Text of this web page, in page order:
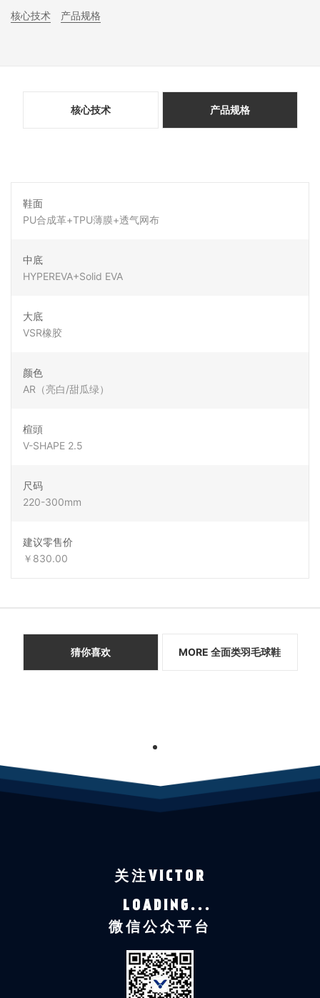
核心技术 产品规格
核心技术 产品规格
鞋面
PU合成革+TPU薄膜+透气网布
中底
HYPEREVA+Solid EVA
大底
VSR橡胶
颜色
AR（亮白/甜瓜绿）
楦頭
V-SHAPE 2.5
尺码
220-300mm
建议零售价
￥830.00
猜你喜欢 MORE 全面类羽毛球鞋
1
关注VICTOR
LOADING...
微信公众平台